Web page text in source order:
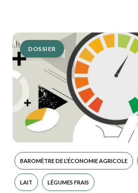
DOSSIER
BAROMÈTRE DE L'ÉCONOMIE AGRICOLE
LAIT LÉGUMES FRAIS